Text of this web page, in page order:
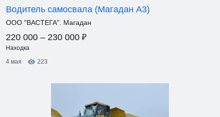
Водитель самосвала (Магадан А3)
ООО "ВАСТЕГА". Магадан
220 000 – 230 000 ₽
Находка
4 мая
223